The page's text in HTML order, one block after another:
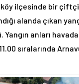
ilçesinde bir
alanda çıkan
Yangın anları
sıralarında